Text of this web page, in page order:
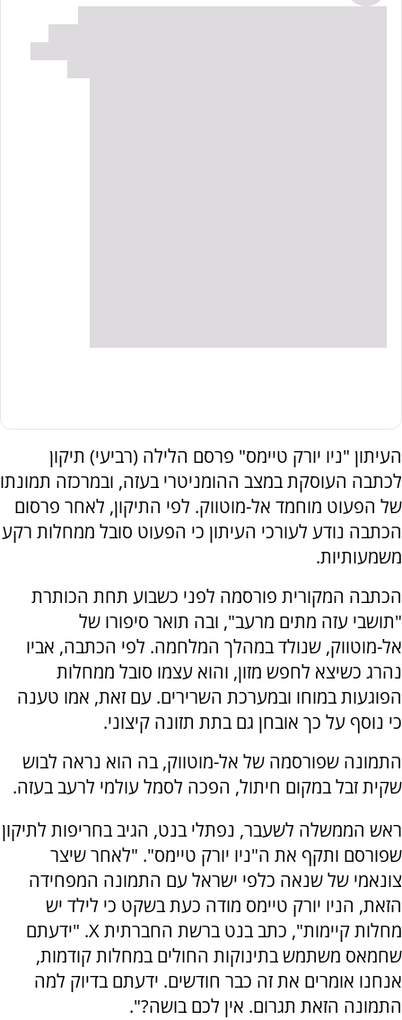
העיתון "ניו יורק טיימס" פרסם הלילה (רביעי) תיקון
לכתבה העוסקת במצב ההומניטרי בעזה, ובמרכזה תמונתו
של הפעוט מוחמד אל-מוטווק. לפי התיקון, לאחר פרסום
הכתבה נודע לעורכי העיתון כי הפעוט סובל ממחלות רקע
משמעותיות.
הכתבה המקורית פורסמה לפני כשבוע תחת הכותרת
"תושבי עזה מתים מרעב", ובה תואר סיפורו של
אל-מוטווק, שנולד במהלך המלחמה. לפי הכתבה, אביו
נהרג כשיצא לחפש מזון, והוא עצמו סובל ממחלות
הפוגעות במוחו ובמערכת השרירים. עם זאת, אמו טענה
כי נוסף על כך אובחן גם בתת תזונה קיצוני.
התמונה שפורסמה של אל-מוטווק, בה הוא נראה לבוש
שקית זבל במקום חיתול, הפכה לסמל עולמי לרעב בעזה.
ראש הממשלה לשעבר, נפתלי בנט, הגיב בחריפות לתיקון
שפורסם ותקף את ה"ניו יורק טיימס". "לאחר שיצר
צונאמי של שנאה כלפי ישראל עם התמונה המפחידה
הזאת, הניו יורק טיימס מודה כעת בשקט כי לילד יש
מחלות קיימות", כתב בנט ברשת החברתית X. "ידעתם
שחמאס משתמש בתינוקות החולים במחלות קודמות,
אנחנו אומרים את זה כבר חודשים. ידעתם בדיוק למה
התמונה הזאת תגרום. אין לכם בושה?".